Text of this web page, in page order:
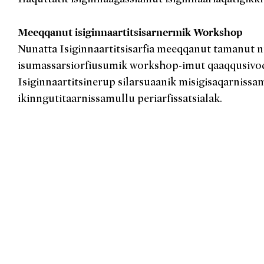
Meeqqanut isiginnaartitsisarnermik Workshop
Nunatta Isiginnaartitsisarfia meeqqanut tamanut
isumassarsiorfiusumik workshop-imut
Isiginnaartitsinerup silarsuaanik
ikinngutitaarnissamullu periarfissatsialak.